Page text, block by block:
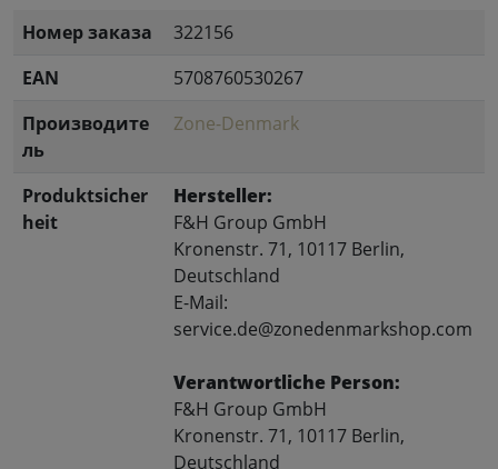
Номер заказа
322156
EAN
5708760530267
Производите
ль
Zone-Denmark
Produktsicher
heit
Hersteller:
F&H Group GmbH
Kronenstr. 71, 10117 Berlin,
Deutschland
E-Mail:
service.de@zonedenmarkshop.com
Verantwortliche Person:
F&H Group GmbH
Kronenstr. 71, 10117 Berlin,
Deutschland